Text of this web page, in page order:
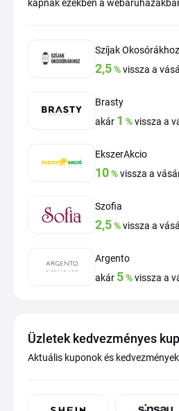
kapnak ezekben a
Szíjak Okosórákhoz
2,5%vissza a
Brasty
akár 1 %vissza a
EkszerAkcio
10%vissza a
Szofia
2,5%vissza a
Argento
akár 5%vissza a
Üzletek kedvezményes
Aktuális kuponok és